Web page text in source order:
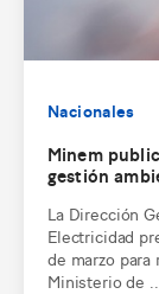
Nacionales
Minem
gestión
La Dirección
Electricidad
de marzo
Ministerio de ...